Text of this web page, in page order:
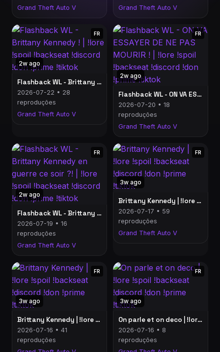
Grand Theft Auto V
Grand Theft Auto V
2w ago
FR
Flashback WL - Brittany Kennedy ! | !lore !spoil !backseat !discord !don !prime !tiktok
2026-07-22 • 28
reproduções
Grand Theft Auto V
2w ago
FR
Flashback WL - ON VA ESSAYER DE NE PAS MOURIR ! | !lore !spoil !backseat !discord !don !prime !tiktok
2026-07-20 • 18
reproduções
Grand Theft Auto V
2w ago
FR
Flashback WL - Brittany Kennedy en guerre ce soir ?! | !lore !spoil !backseat !discord !don !prime !tiktok
2026-07-19 • 16
reproduções
Grand Theft Auto V
3w ago
FR
Brittany Kennedy | !lore !spoil !backseat !discord !don !prime !tiktok
2026-07-17 • 59
reproduções
Grand Theft Auto V
3w ago
FR
Brittany Kennedy | !lore !spoil !backseat !discord !don !prime !tiktok
2026-07-16 • 41
reproduções
3w ago
FR
On parle et on deco | !lore !spoil !backseat !discord !don !prime !tiktok
2026-07-16 • 8
reproduções